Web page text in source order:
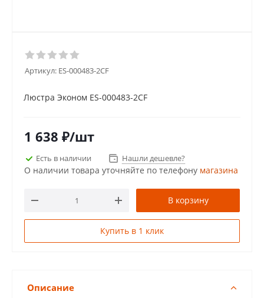
Артикул: ES-000483-2CF
Люстра Эконом ES-000483-2CF
1 638 ₽/шт
Есть в наличии Нашли дешевле?
О наличии товара уточняйте по телефону магазина
В корзину
Купить в 1 клик
Описание